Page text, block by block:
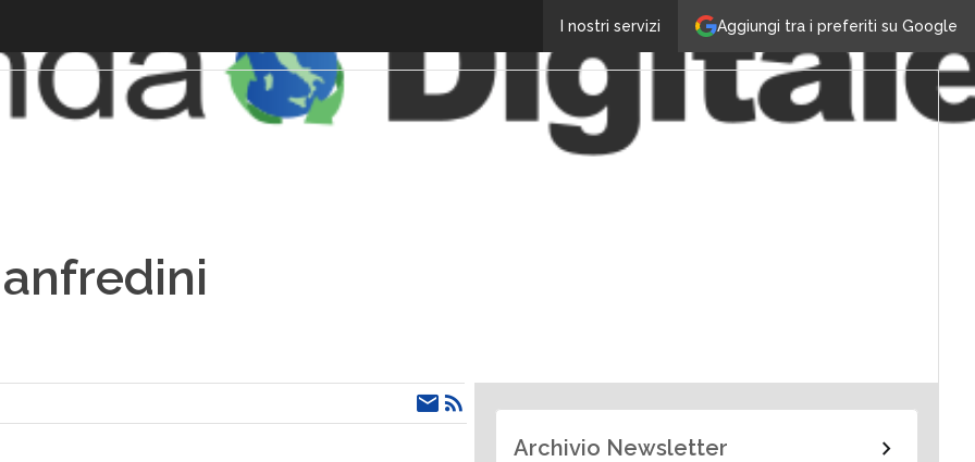
Aggiungi tra i preferiti su Google
I nostri servizi
Archivio Newsletter